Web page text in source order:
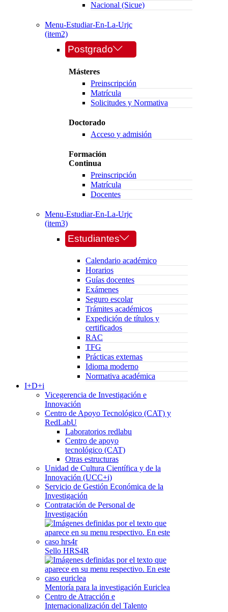
Nacional (Sicue)
Menu-Estudiar-En-La-Urjc
(item2)
Postgrado
Másteres
Preinscripción
Matrícula
Solicitudes y Normativa
Doctorado
Acceso y admisión
Formación
Continua
Preinscripción
Matrícula
Docentes
Menu-Estudiar-En-La-Urjc
(item3)
Estudiantes
Calendario académico
Horarios
Guías docentes
Exámenes
Seguro escolar
Trámites académicos
Expedición de títulos y
certificados
RAC
TFG
Prácticas externas
Idioma moderno
Normativa académica
I+D+i
Vicegerencia de Investigación e
Innovación
Centro de Apoyo Tecnológico (CAT) y
RedLabU
Laboratorios redlabu
Centro de apoyo
tecnológico (CAT)
Otras estructuras
Unidad de Cultura Científica y de la
Innovación (UCC+i)
Servicio de Gestión Económica de la
Investigación
Contratación de Personal de
Investigación
Sello HRS4R
Mentoría para la investigación Euriclea
Centro de Atracción e
Internacionalización del Talento